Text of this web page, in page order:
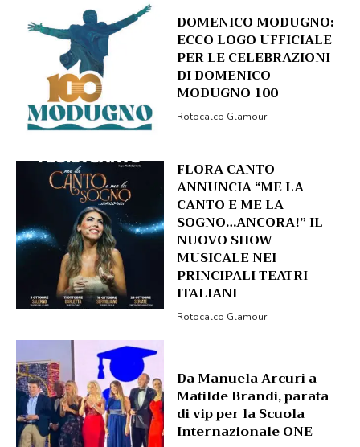
DOMENICO MODUGNO:
ECCO LOGO UFFICIALE
PER LE CELEBRAZIONI
DI DOMENICO
MODUGNO 100
Rotocalco Glamour
FLORA CANTO
ANNUNCIA “ME LA
CANTO E ME LA
SOGNO…ANCORA!” IL
NUOVO SHOW
MUSICALE NEI
PRINCIPALI TEATRI
ITALIANI
Rotocalco Glamour
Da Manuela Arcuri a
Matilde Brandi, parata
di vip per la Scuola
Internazionale ONE